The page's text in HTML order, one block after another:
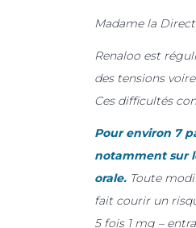
Madame la
Renaloo est
des tensions
Ces difficultés
Pour environ 7
notamment sur
orale. Toute
fait courir un
5 fois 1 mg –